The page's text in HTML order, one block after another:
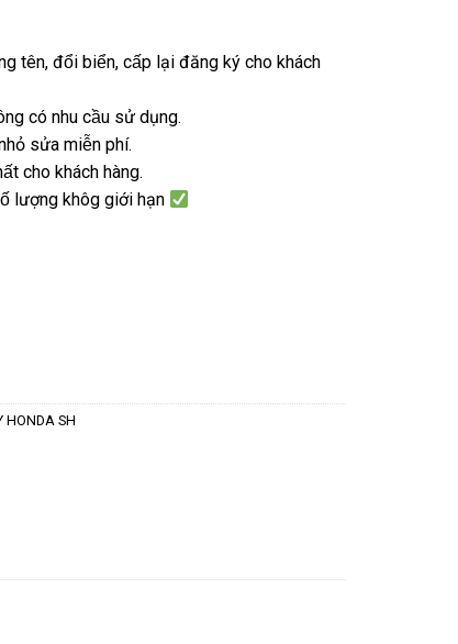
tên, đổi biển, cấp lại đăng ký cho khách
có nhu cầu sử dụng.
sửa miễn phí.
cho khách hàng.
lượng khôg giới hạn
HONDA SH